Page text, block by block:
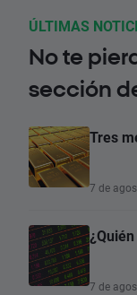
ÚLTIMAS
No te
sección
Tres
7 de
7 de